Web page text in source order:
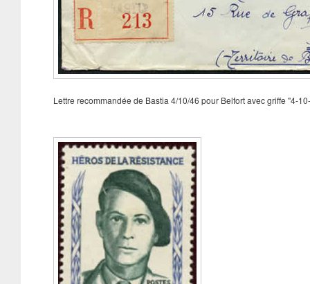
Lettre recommandée de Bastia 4/10/46 pour Belfort avec griffe "4-